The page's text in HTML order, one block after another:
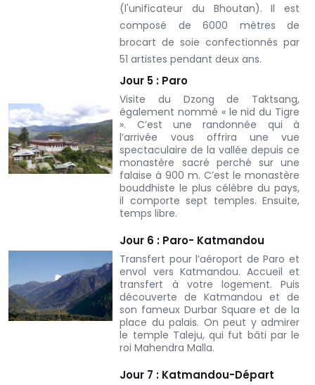
(l'unificateur du Bhoutan). Il est
composé de 6000 mètres de
brocart de soie confectionnés par
51 artistes pendant deux ans.
Jour 5 : Paro
Visite du Dzong de Taktsang,
également nommé « le nid du Tigre
». C’est une randonnée qui à
l’arrivée vous offrira une vue
spectaculaire de la vallée depuis ce
monastère sacré perché sur une
falaise à 900 m. C’est le monastère
bouddhiste le plus célèbre du pays,
il comporte sept temples. Ensuite,
temps libre.
Jour 6 : Paro- Katmandou
Transfert pour l’aéroport de Paro et
envol vers Katmandou. Accueil et
transfert à votre logement. Puis
découverte de Katmandou et de
son fameux Durbar Square et de la
place du palais. On peut y admirer
le temple Taleju, qui fut bâti par le
roi Mahendra Malla.
Jour 7 : Katmandou-Départ